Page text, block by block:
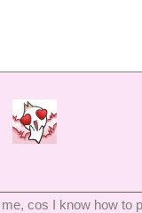
cos I know how to